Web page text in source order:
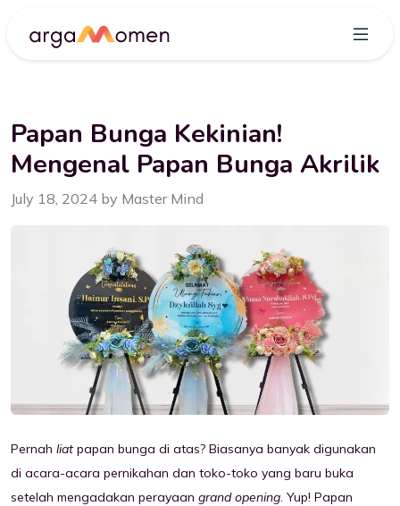
Papan Bunga Kekinian!
Mengenal Papan Bunga Akrilik
July 18, 2024 by Master Mind
Pernah liatpapan bunga di atas? Biasanya banyak digunakan
di acara-acara pernikahan dan toko-toko yang baru buka
setelah mengadakan perayaan grand opening. Yup! Papan